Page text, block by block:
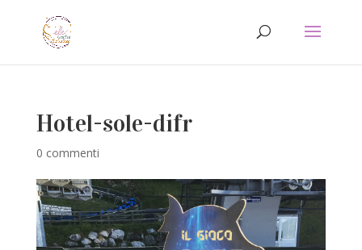
Hotel-sole-difr
0 commenti